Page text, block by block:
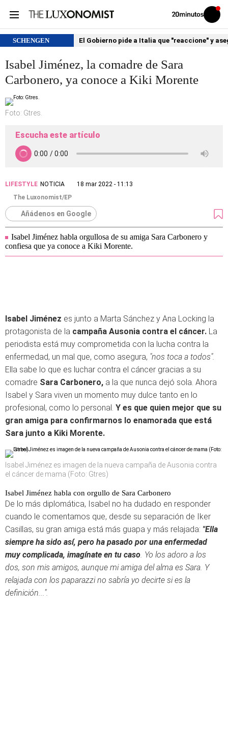
Volver
Iniciar
sesión
SCHENGEN El Gobierno pide a Italia que "reaccione" y
Isabel Jiménez, la comadre de Sara
Carbonero, ya conoce a Kiki Morente
Foto: Gtres.
Escucha este artículo
LIFESTYLE NOTICIA
18 mar 2022 - 11:13
The Luxonomist/EP
Añádenos en Google
Isabel Jiménez habla orgullosa de su amiga Sara Carbonero y
confiesa que ya conoce a Kiki Morente.
Isabel Jiménez es junto a Marta Sánchez y Ana Locking la
protagonista de la campaña Ausonia contra el cáncer. La
periodista está muy comprometida con la lucha contra la
enfermedad, un mal que, como asegura, "nos toca a todos".
Ella sabe lo que es luchar contra el cáncer gracias a su
comadre Sara Carbonero, a la que nunca dejó sola. Ahora
Isabel y Sara viven un momento muy dulce tanto en lo
profesional, como lo personal. Y es que quien mejor que su
gran amiga para confirmarnos lo enamorada que está
Sara junto a Kiki Morente.
Isabel Jiménez es imagen de la nueva campaña de Ausonia contra
el cáncer de mama (Foto: Gtres)
Isabel Jiménez habla con orgullo de Sara Carbonero
De lo más diplomática, Isabel no ha dudado en responder
cuando le comentamos que, desde su separación de Iker
Casillas, su gran amiga está más guapa y más relajada: "Ella
siempre ha sido así, pero ha pasado por una enfermedad
muy complicada, imagínate en tu caso. Yo los adoro a los
dos, son mis amigos, aunque mi amiga del alma es Sara. Y
relajada con los paparazzi no sabría yo decirte si es la
definición...".